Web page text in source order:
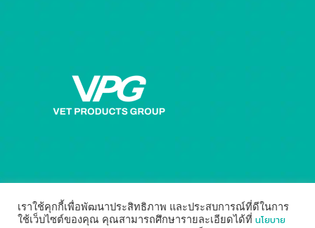
เราใช้คุกกี้เพื่อพัฒนาประสิทธิภาพ และประสบการณ์ที่ดีในการ
ใช้เว็บไซต์ของคุณ คุณสามารถศึกษารายละเอียดได้ที่ นโยบาย